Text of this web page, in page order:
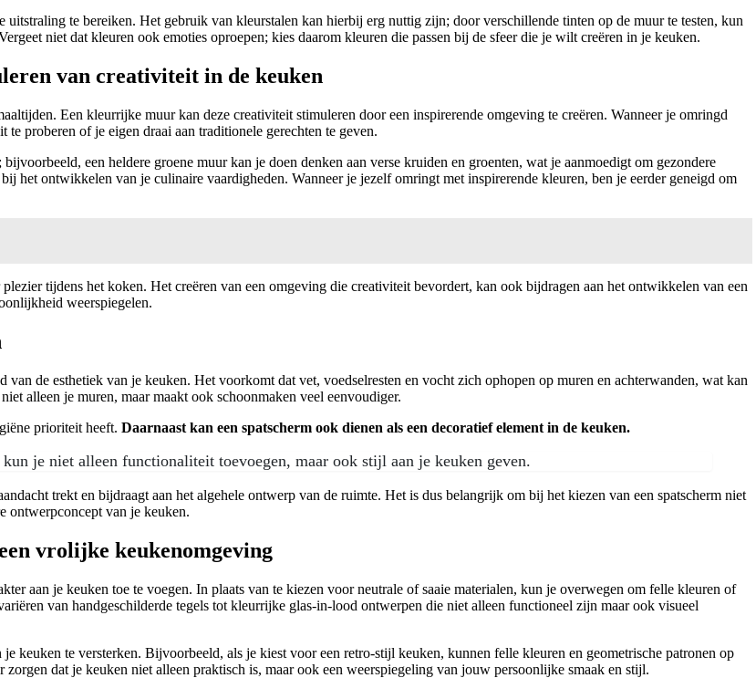
uitstraling te bereiken. Het gebruik van kleurstalen kan hierbij erg nuttig zijn; door verschillende tinten op de muur te testen, kun
niet dat kleuren ook emoties oproepen; kies daarom kleuren die passen bij de sfeer die je wilt creëren in je keuken.
van creativiteit in de keuken
Een kleurrijke muur kan deze creativiteit stimuleren door een inspirerende omgeving te creëren. Wanneer je omringd
proberen of je eigen draai aan traditionele gerechten te geven.
een heldere groene muur kan je doen denken aan verse kruiden en groenten, wat je aanmoedigt om gezondere
het ontwikkelen van je culinaire vaardigheden. Wanneer je jezelf omringt met inspirerende kleuren, ben je eerder geneigd om
tijdens het koken. Het creëren van een omgeving die creativiteit bevordert, kan ook bijdragen aan het ontwikkelen van een
weerspiegelen.
van de esthetiek van je keuken. Het voorkomt dat vet, voedselresten en vocht zich ophopen op muren en achterwanden, wat kan
alleen je muren, maar maakt ook schoonmaken veel eenvoudiger.
prioriteit heeft. Daarnaast kan een spatscherm ook dienen als een decoratief element in de keuken.
je niet alleen functionaliteit toevoegen, maar ook stijl aan je keuken geven.
trekt en bijdraagt aan het algehele ontwerp van de ruimte. Het is dus belangrijk om bij het kiezen van een spatscherm niet
ontwerpconcept van je keuken.
vrolijke keukenomgeving
aan je keuken toe te voegen. In plaats van te kiezen voor neutrale of saaie materialen, kun je overwegen om felle kleuren of
van handgeschilderde tegels tot kleurrijke glas-in-lood ontwerpen die niet alleen functioneel zijn maar ook visueel
keuken te versterken. Bijvoorbeeld, als je kiest voor een retro-stijl keuken, kunnen felle kleuren en geometrische patronen op
dat je keuken niet alleen praktisch is, maar ook een weerspiegeling van jouw persoonlijke smaak en stijl.